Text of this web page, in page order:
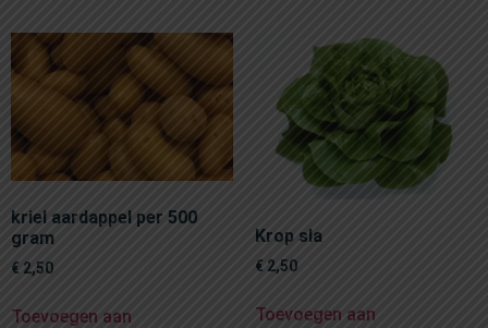
kriel aardappel per 500
gram
€ 2,50
Toevoegen aan
Krop sla
€ 2,50
Toevoegen aan